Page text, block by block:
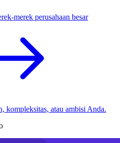
merek perusahaan besar
kompleksitas, atau ambisi Anda.